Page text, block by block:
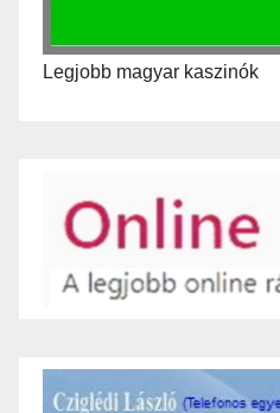
Legjobb magyar kaszinók